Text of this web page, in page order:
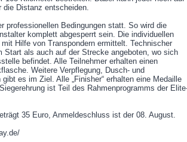
Distanz entscheiden.
professionellen Bedingungen statt. So wird die
komplett abgesperrt sein. Die individuellen
Hilfe von Transpondern ermittelt. Technischer
Start als auch auf der Strecke angeboten, wo sich
befindet. Alle Teilnehmer erhalten einen
Weitere Verpflegung, Dusch- und
es im Ziel. Alle „Finisher“ erhalten eine Medaille
ist Teil des Rahmenprogramms der
35 Euro, Anmeldeschluss ist der 08. August.